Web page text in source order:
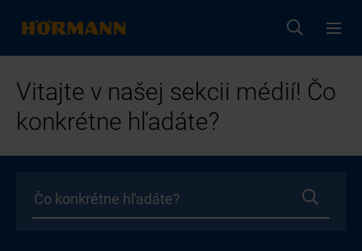
Vitajte v našej sekcii médií! Čo
konkrétne hľadáte?